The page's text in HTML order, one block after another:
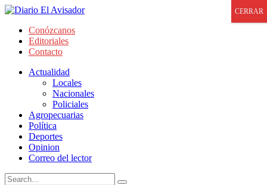
Conózcanos
Editoriales
Contacto
Actualidad
Locales
Nacionales
Policiales
Agropecuarias
Política
Deportes
Opinion
Correo del lector
CERRAR